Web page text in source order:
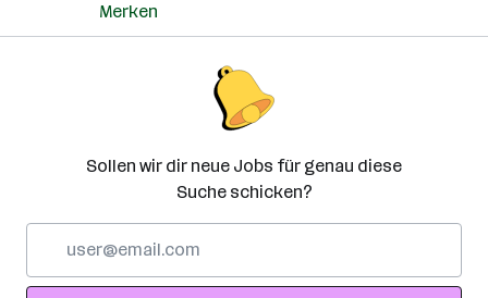
Merken
Sollen wir dir neue Jobs für genau diese
Suche schicken?
Adresse